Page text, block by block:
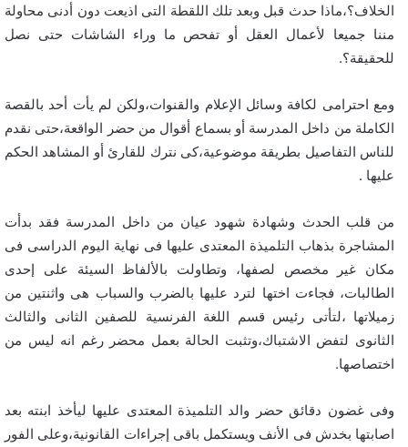
الخلاف؟،ماذا حدث قبل وبعد تلك اللقطة التى اذيعت دون أدنى محاولة
مننا جميعا لأعمال العقل أو تفحص ما وراء الشاشات حتى نصل
للحقيقة؟.
ومع احترامى لكافة وسائل الإعلام والقنوات،ولكن لم يأت أحد بالقصة
الكاملة من داخل المدرسة أو بسماع أقوال من حضر الواقعة،حتى نقدم
للناس التفاصيل بطريقة موضوعية،كى نترك للقارئ أو المشاهد الحكم
عليها .
من قلب الحدث وشهادة شهود عيان من داخل المدرسة فقد بدأت
المشاجرة بذهاب التلميذة المعتدى عليها فى نهاية اليوم الدراسى فى
مكان غير مخصص لصفها، وتطاولت بالألفاظ السيئة على إحدى
الطالبات، فجاءت اختها لترد عليها بالضرب والسباب هى واثنتين من
زميلاتها ،لتأتى رئيس قسم اللغة الفرنسية للصفين الثانى والثالث
الثانوى لتفض الاشتباك،وتثبت الحالة بعمل محضر رغم انه ليس من
اختصاصها.
وفى غضون دقائق حضر والد التلميذة المعتدى عليها ليأخذ ابنته بعد
اصابتها بخدش فى الأنف ويستكمل باقى إجراءات القانونية،وعلى الفور